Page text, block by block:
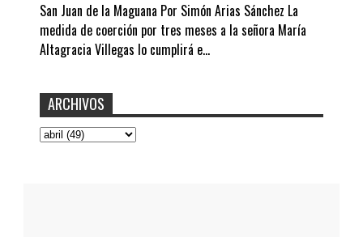
San Juan de la Maguana Por Simón Arias Sánchez La
medida de coerción por tres meses a la señora María
Altagracia Villegas lo cumplirá e...
ARCHIVOS